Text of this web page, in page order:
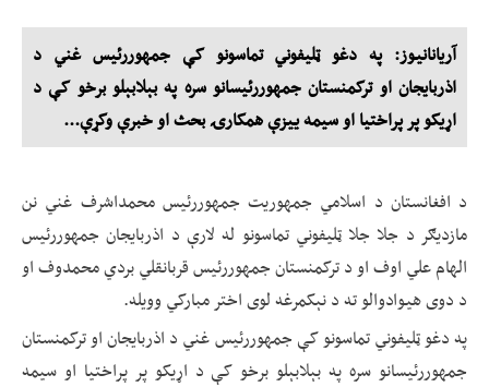
آریانانیوز: په دغو ټلیفوني تماسونو کې جمهوررئیس غني د
اذربایجان او ترکمنستان جمهوررئیسانو سره په بېلابېلو برخو کې د
اړیکو پر پراختیا او سیمه ییزې همکارۍ بحث او خبرې وکړې...
د افغانستان د اسلامي جمهوریت جمهوررئیس محمداشرف غني نن
مازدیګر د جلا جلا ټلیفوني تماسونو له لارې د اذربایجان جمهوررئیس
الهام علي اوف او د ترکمنستان جمهوررئیس قربانقلي بردي محمدوف او
د دوی هیوادوالو ته د نېکمرغه لوی اختر مبارکي وویله.
په دغو ټلیفوني تماسونو کې جمهوررئیس غني د اذربایجان او ترکمنستان
جمهوررئیسانو سره په بېلابېلو برخو کې د اړیکو پر پراختیا او سیمه